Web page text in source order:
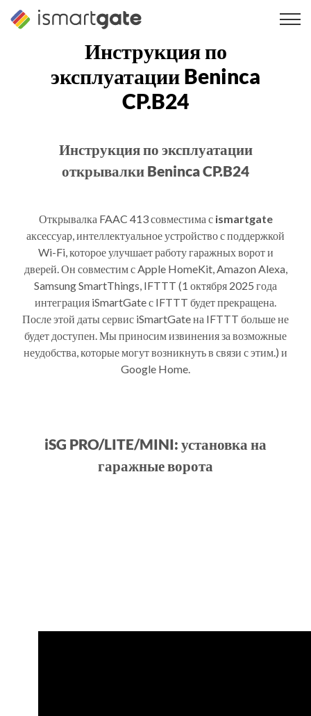
Перейти
Инструкция по
эксплуатации Beninca
CP.B24
Инструкция по эксплуатации
открывалки Beninca CP.B24
Открывалка FAAC 413 совместима с ismartgate
аксессуар, интеллектуальное устройство с поддержкой
Wi-Fi, которое улучшает работу гаражных ворот и
дверей. Он совместим с Apple HomeKit, Amazon Alexa,
Samsung SmartThings, IFTTT (1 октября 2025 года
интеграция iSmartGate с IFTTT будет прекращена.
После этой даты сервис iSmartGate на IFTTT больше не
будет доступен. Мы приносим извинения за возможные
неудобства, которые могут возникнуть в связи с этим.) и
Google Home.
iSG PRO/LITE/MINI: установка на
гаражные ворота